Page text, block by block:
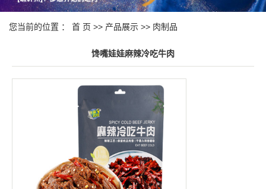
您当前的位置 ： 首 页 >> 产品展示 >> 肉制品
馋嘴娃娃麻辣冷吃牛肉